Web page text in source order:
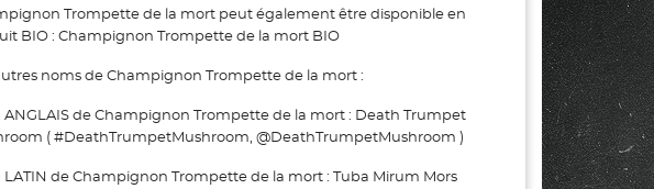
Trompette de la mort peut également être disponible en
BIO : Champignon Trompette de la mort BIO
noms de Champignon Trompette de la mort :
ANGLAIS de Champignon Trompette de la mort : Death Trumpet
( #DeathTrumpetMushroom, @DeathTrumpetMushroom )
LATIN de Champignon Trompette de la mort : Tuba Mirum Mors